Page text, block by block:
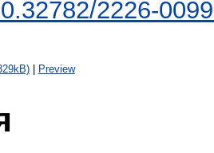
2226-
| Preview